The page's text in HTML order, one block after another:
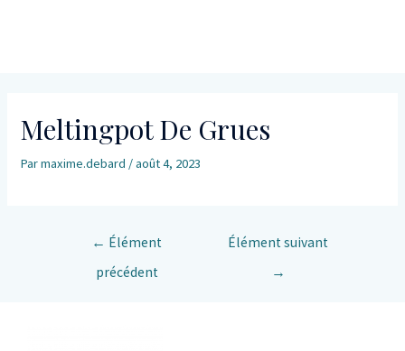
Meltingpot De Grues
Parmaxime.debard /août 4, 2023
← Élément
précédent
Élément suivant
→